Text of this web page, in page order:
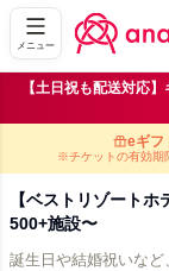
メニュー
【土日祝も配送対応
eギフ
※チケットの有効期
【ベストリゾート
500+施設〜
誕生日や結婚祝いな